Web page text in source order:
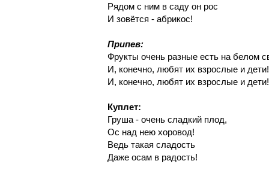
Рядом с ним в саду он рос
И зовётся - абрикос!
Припев:
Фрукты очень разные есть на белом
И, конечно, любят их взрослые и дети!
И, конечно, любят их взрослые и дети!
Куплет:
Груша - очень сладкий плод,
Ос над нею хоровод!
Ведь такая сладость
Даже осам в радость!